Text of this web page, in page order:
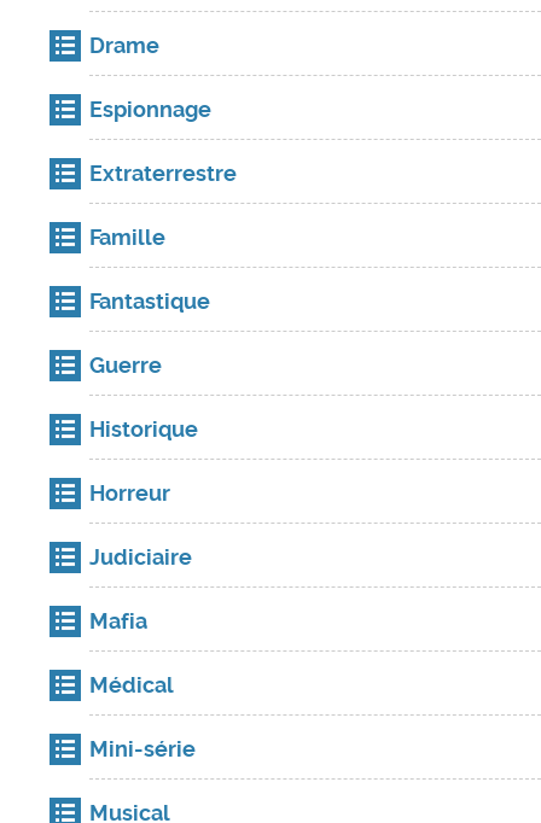
Drame
Espionnage
Extraterrestre
Famille
Fantastique
Guerre
Historique
Horreur
Judiciaire
Mafia
Médical
Mini-série
Musical